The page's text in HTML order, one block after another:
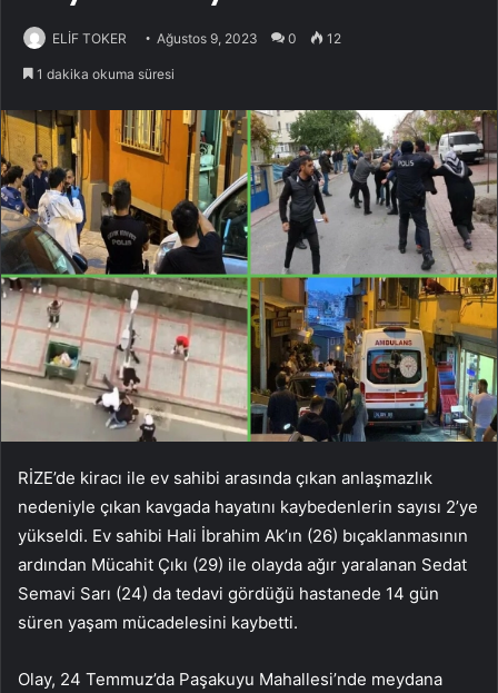
ELİF TOKER Ağustos 9, 2023 0 12
1 dakika okuma süresi
RİZE’de kiracı ile ev sahibi arasında çıkan anlaşmazlık
nedeniyle çıkan kavgada hayatını kaybedenlerin sayısı 2’ye
yükseldi. Ev sahibi Hali İbrahim Ak’ın (26) bıçaklanmasının
ardından Mücahit Çıkı (29) ile olayda ağır yaralanan Sedat
Semavi Sarı (24) da tedavi gördüğü hastanede 14 gün
süren yaşam mücadelesini kaybetti.
Olay, 24 Temmuz’da Paşakuyu Mahallesi’nde meydana